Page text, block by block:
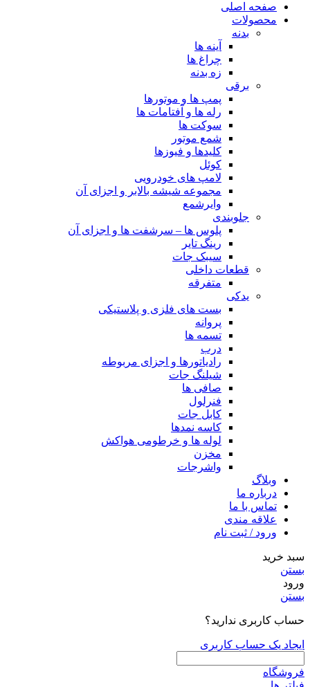
صفحه اصلی
محصولات
بدنه
آینه ها
چراغ ها
زه بدنه
برقی
پمپ ها و موتورها
رله ها و آفتامات ها
سوکت ها
شمع موتور
کلیدها و فیوزها
کوئل
لامپ های خودرویی
مجموعه شیشه بالابر و اجزای آن
وایرشمع
جلوبندی
پلوس ها – سرشفت ها و اجزای آن
رینگ تایر
سیبک جات
قطعات داخلی
متفرقه
یدکی
بست های فلزی و پلاستیکی
پروانه
تسمه ها
درب
رادیاتورها و اجزای مربوطه
شیلنگ جات
صافی ها
فنرلول
کابل جات
کاسه نمدها
لوله ها و خرطومی هواکش
مخزن
واشرجات
وبلاگ
درباره ما
تماس با ما
علاقه مندی
ورود / ثبت نام
سبد خرید
بستن
ورود
بستن
حساب کاربری ندارید؟
ایجاد یک حساب کاربری
فروشگاه